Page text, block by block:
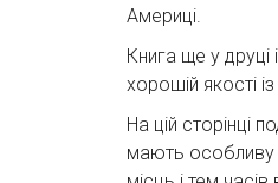
Америці.
Книга ще у друці
хорошій якості
На цій сторінці
мають особливу